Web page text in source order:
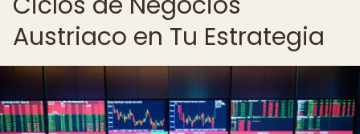
Austriaco en Tu Estrategia